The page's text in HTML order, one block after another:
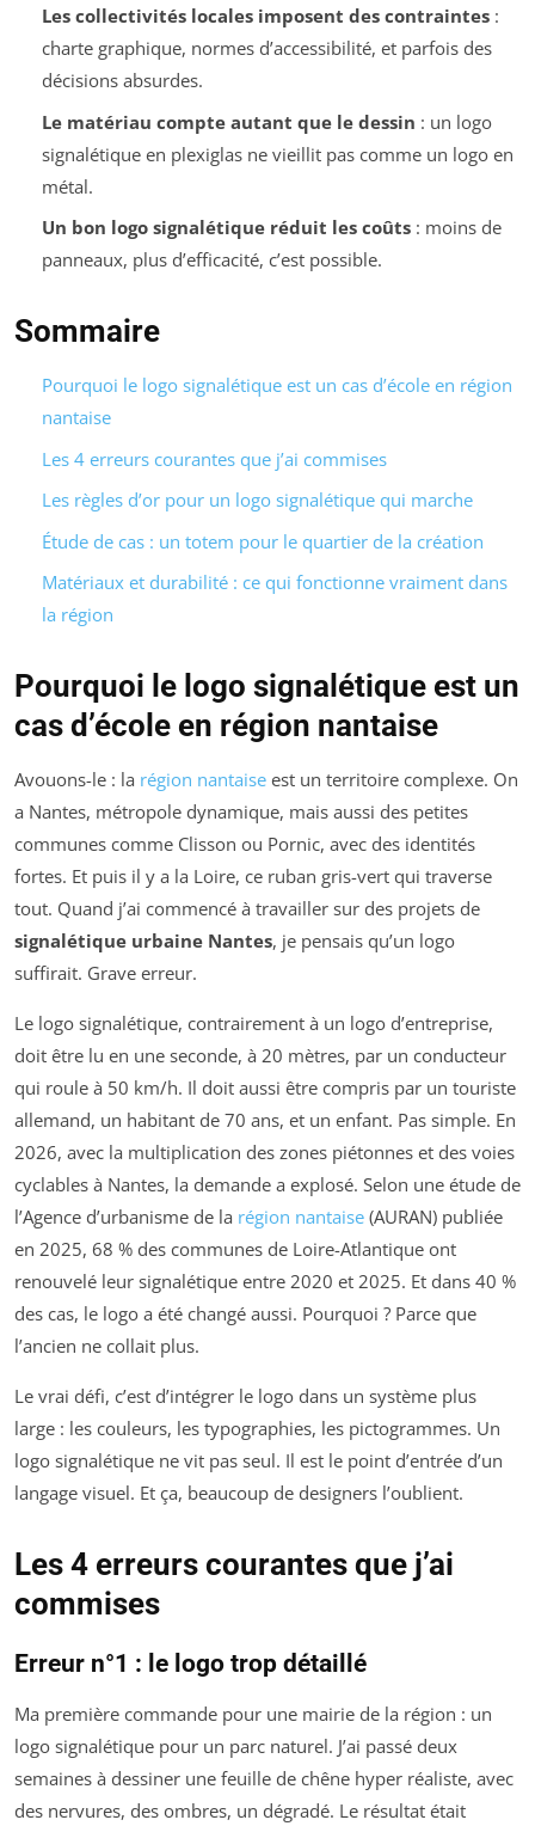
Les collectivités locales imposent des contraintes:
charte graphique, normes d’accessibilité, et parfois des
décisions absurdes.
Le matériau compte autant que le dessin : un logo
signalétique en plexiglas ne vieillit pas comme un logo en
métal.
Un bon logo signalétique réduit les coûts: moins de
panneaux, plus d’efficacité, c’est possible.
Sommaire
Pourquoi le logo signalétique est un cas d’école en région
nantaise
Les 4 erreurs courantes que j’ai commises
Les règles d’or pour un logo signalétique qui marche
Étude de cas : un totem pour le quartier de la création
Matériaux et durabilité : ce qui fonctionne vraiment dans
la région
Pourquoi le logo signalétique est un
cas d’école en région nantaise
Avouons-le : la région nantaise est un territoire complexe. On
a Nantes, métropole dynamique, mais aussi des petites
communes comme Clisson ou Pornic, avec des identités
fortes. Et puis il y a la Loire, ce ruban gris-vert qui traverse
tout. Quand j’ai commencé à travailler sur des projets de
signalétique urbaine Nantes, je pensais qu’un logo
suffirait. Grave erreur.
Le logo signalétique, contrairement à un logo d’entreprise,
doit être lu en une seconde, à 20 mètres, par un conducteur
qui roule à 50 km/h. Il doit aussi être compris par un touriste
allemand, un habitant de 70 ans, et un enfant. Pas simple. En
2026, avec la multiplication des zones piétonnes et des voies
cyclables à Nantes, la demande a explosé. Selon une étude de
l’Agence d’urbanisme de la région nantaise (AURAN) publiée
en 2025, 68 % des communes de Loire-Atlantique ont
renouvelé leur signalétique entre 2020 et 2025. Et dans 40 %
des cas, le logo a été changé aussi. Pourquoi ? Parce que
l’ancien ne collait plus.
Le vrai défi, c’est d’intégrer le logo dans un système plus
large : les couleurs, les typographies, les pictogrammes. Un
logo signalétique ne vit pas seul. Il est le point d’entrée d’un
langage visuel. Et ça, beaucoup de designers l’oublient.
Les 4 erreurs courantes que j’ai
commises
Erreur n°1 : le logo trop détaillé
Ma première commande pour une mairie de la région : un
logo signalétique pour un parc naturel. J’ai passé deux
semaines à dessiner une feuille de chêne hyper réaliste, avec
des nervures, des ombres, un dégradé. Le résultat était